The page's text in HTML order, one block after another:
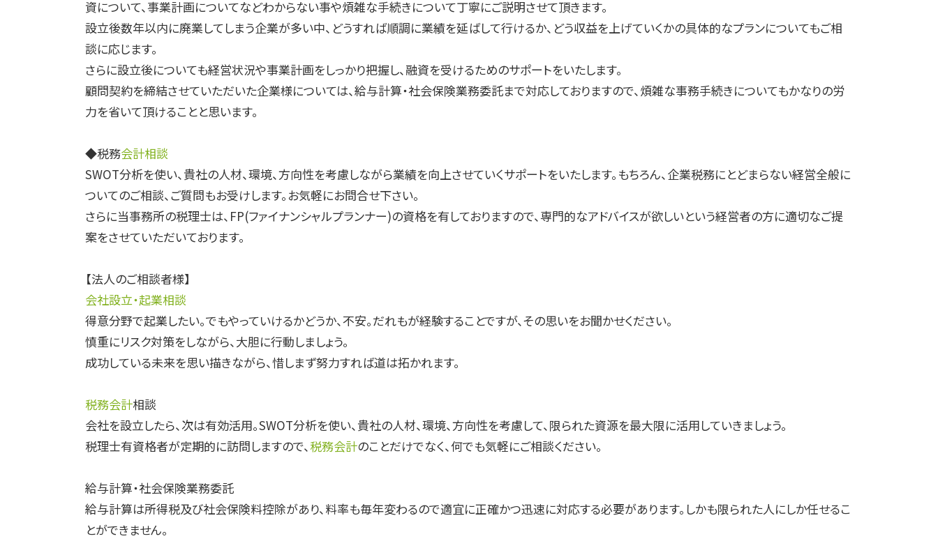
資について、事業計画についてなどわからない事や煩雑な手続きについて丁寧にご説明させて頂きます。
設立後数年以内に廃業してしまう企業が多い中、どうすれば順調に業績を延ばして行けるか、どう収益を上げていくかの具体的なプランについてもご相
談に応じます。
さらに設立後についても経営状況や事業計画をしっかり把握し、融資を受けるためのサポートをいたします。
顧問契約を締結させていただいた企業様については、給与計算・社会保険業務委託まで対応しておりますので、煩雑な事務手続きについてもかなりの労
力を省いて頂けることと思います。
◆税務会計相談
SWOT分析を使い、貴社の人材、環境、方向性を考慮しながら業績を向上させていくサポートをいたします。もちろん、企業税務にとどまらない経営全般に
ついてのご相談、ご質問もお受けします。お気軽にお問合せ下さい。
さらに当事務所の税理士は、FP(ファイナンシャルプランナー)の資格を有しておりますので、専門的なアドバイスが欲しいという経営者の方に適切なご提
案をさせていただいております。
【法人のご相談者様】
会社設立・起業相談
得意分野で起業したい。でもやっていけるかどうか、不安。だれもが経験することですが、その思いをお聞かせください。
慎重にリスク対策をしながら、大胆に行動しましょう。
成功している未来を思い描きながら、惜しまず努力すれば道は拓かれます。
税務会計相談
会社を設立したら、次は有効活用。SWOT分析を使い、貴社の人材、環境、方向性を考慮して、限られた資源を最大限に活用していきましょう。
税理士有資格者が定期的に訪問しますので、税務会計のことだけでなく、何でも気軽にご相談ください。
給与計算・社会保険業務委託
給与計算は所得税及び社会保険料控除があり、料率も毎年変わるので適宜に正確かつ迅速に対応する必要があります。しかも限られた人にしか任せるこ
とができません。